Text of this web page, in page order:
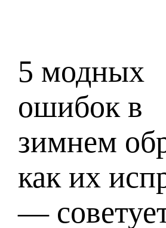
5 модных
ошибок в
зимнем
как их
—